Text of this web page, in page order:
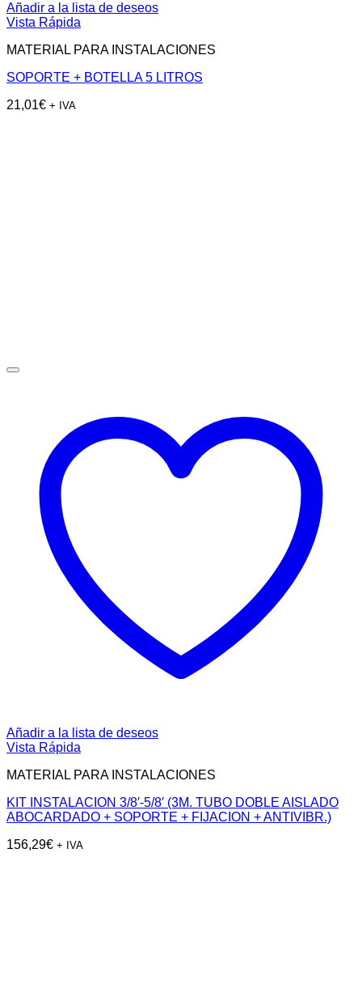
Añadir a la lista de deseos
Vista Rápida
MATERIAL PARA INSTALACIONES
SOPORTE + BOTELLA 5 LITROS
21,01€ + IVA
Añadir a la lista de deseos
Vista Rápida
MATERIAL PARA INSTALACIONES
KIT INSTALACION 3/8′-5/8′ (3M. TUBO DOBLE AISLADO
ABOCARDADO + SOPORTE + FIJACION + ANTIVIBR.)
156,29€ + IVA